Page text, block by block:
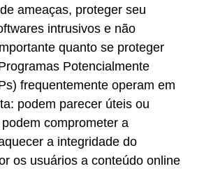
ameaças, proteger seu
intrusivos e não
quanto se proteger
Potencialmente
frequentemente operam em
podem parecer úteis ou
comprometer a
a integridade do
os usuários a conteúdo online